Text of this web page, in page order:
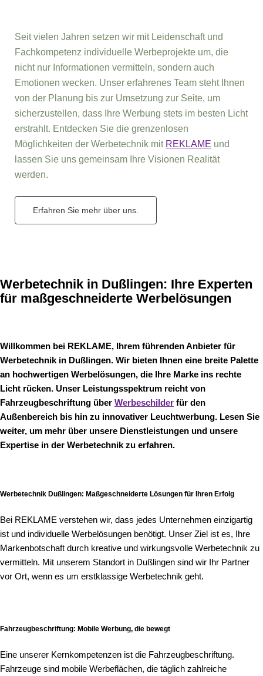
Seit vielen Jahren setzen wir mit Leidenschaft und
Fachkompetenz individuelle Werbeprojekte um, die
nicht nur Informationen vermitteln, sondern auch
Emotionen wecken. Unser erfahrenes Team steht Ihnen
von der Planung bis zur Umsetzung zur Seite, um
sicherzustellen, dass Ihre Werbung stets im besten Licht
erstrahlt. Entdecken Sie die grenzenlosen
Möglichkeiten der Werbetechnik mit REKLAME und
lassen Sie uns gemeinsam Ihre Visionen Realität
werden.
Erfahren Sie mehr über uns.
Werbetechnik in Dußlingen: Ihre Experten
für maßgeschneiderte Werbelösungen
Willkommen bei REKLAME, Ihrem führenden Anbieter für
Werbetechnik in Dußlingen. Wir bieten Ihnen eine breite Palette
an hochwertigen Werbelösungen, die Ihre Marke ins rechte
Licht rücken. Unser Leistungsspektrum reicht von
Fahrzeugbeschriftung über Werbeschilder für den
Außenbereich bis hin zu innovativer Leuchtwerbung. Lesen Sie
weiter, um mehr über unsere Dienstleistungen und unsere
Expertise in der Werbetechnik zu erfahren.
Werbetechnik Dußlingen: Maßgeschneiderte Lösungen für Ihren Erfolg
Bei REKLAME verstehen wir, dass jedes Unternehmen einzigartig
ist und individuelle Werbelösungen benötigt. Unser Ziel ist es, Ihre
Markenbotschaft durch kreative und wirkungsvolle Werbetechnik zu
vermitteln. Mit unserem Standort in Dußlingen sind wir Ihr Partner
vor Ort, wenn es um erstklassige Werbetechnik geht.
Fahrzeugbeschriftung: Mobile Werbung, die bewegt
Eine unserer Kernkompetenzen ist die Fahrzeugbeschriftung.
Fahrzeuge sind mobile Werbeflächen, die täglich zahlreiche